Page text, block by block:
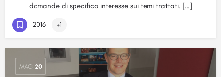
domande di specifico interesse sui temi trattati. […]
2016 +1
MAG 20